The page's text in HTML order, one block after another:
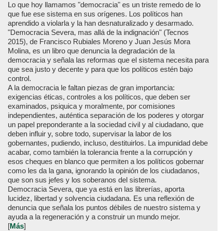
Lo que hoy llamamos "democracia" es un triste remedo de lo
que fue ese sistema en sus orígenes. Los políticos han
aprendido a violarla y la han desnaturalizado y desarmado.
"Democracia Severa, mas allá de la indignación" (Tecnos
2015), de Francisco Rubiales Moreno y Juan Jesús Mora
Molina, es un libro que denuncia la degradación de la
democracia y señala las reformas que el sistema necesita para
que sea justo y decente y para que los políticos estén bajo
control.
A la democracia le faltan piezas de gran importancia:
exigencias éticas, controles a los políticos, que deben ser
examinados, psiquica y moralmente, por comisiones
independientes, auténtica separación de los poderes y otorgar
un papel preponderante a la sociedad civil y al ciudadano, que
deben influir y, sobre todo, supervisar la labor de los
gobernantes, pudiendo, incluso, destituirlos. La impunidad debe
acabar, como también la tolerancia frente a la corrupción y
esos cheques en blanco que permiten a los políticos gobernar
como les da la gana, ignorando la opinión de los ciudadanos,
que son sus jefes y los soberanos del sistema.
Democracia Severa, que ya está en las librerías, aporta
lucidez, libertad y solvencia ciudadana. Es una reflexión de
denuncia que señala los puntos débiles de nuestro sistema y
ayuda a la regeneración y a construir un mundo mejor.
[Más]